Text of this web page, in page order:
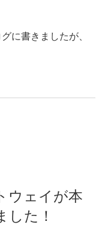
に書きましたが、
ウェイが本
した！